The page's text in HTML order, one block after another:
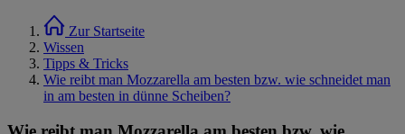
Zur Startseite
Wissen
Tipps & Tricks
Wie reibt man Mozzarella am besten bzw. wie schneidet man
in am besten in dünne Scheiben?